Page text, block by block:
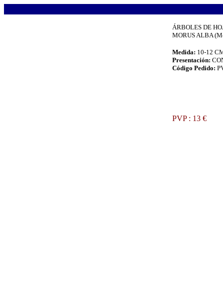
ÁRBOLES DE
MORUS ALBA
Medida: 10-12
Presentación:
Código Pedido:
PVP : 13 €